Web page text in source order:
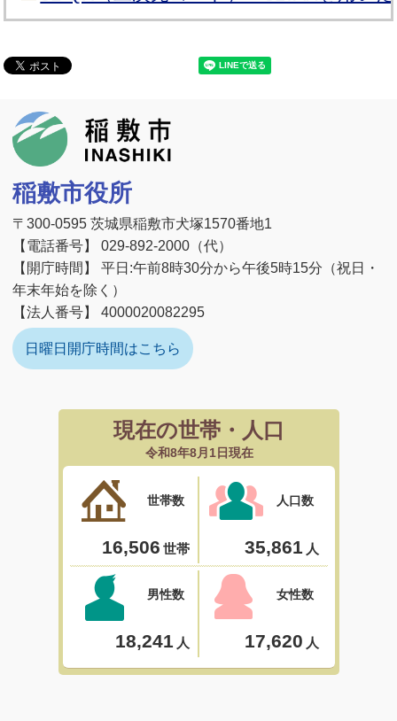
稲敷市役所
〒300-0595 茨城県稲敷市犬塚1570番地1
【電話番号】 029-892-2000（代）
【開庁時間】 平日:午前8時30分から午後5時15分（祝日・
年末年始を除く）
【法人番号】 4000020082295
日曜日開庁時間はこちら